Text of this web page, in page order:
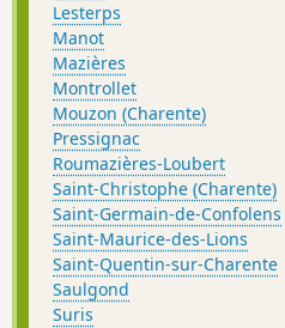
Lesterps
Manot
Mazières
Montrollet
Mouzon (Charente)
Pressignac
Roumazières-Loubert
Saint-Christophe (Charente)
Saint-Germain-de-Confolens
Saint-Maurice-des-Lions
Saint-Quentin-sur-Charente
Saulgond
Suris